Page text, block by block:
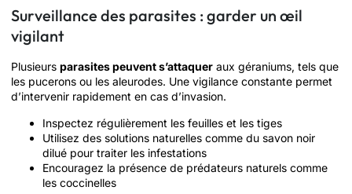
Surveillance des parasites : garder un œil
vigilant
Plusieurs parasites peuvent s’attaquer aux géraniums, tels que
les pucerons ou les aleurodes. Une vigilance constante permet
d’intervenir rapidement en cas d’invasion.
Inspectez régulièrement les feuilles et les tiges
Utilisez des solutions naturelles comme du savon noir
dilué pour traiter les infestations
Encouragez la présence de prédateurs naturels comme
les coccinelles